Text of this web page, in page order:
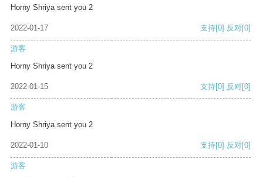
Horny Shriya sent you 2
2022-01-17 支持[0] 反对[0]
游客
Horny Shriya sent you 2
2022-01-15 支持[0] 反对[0]
游客
Horny Shriya sent you 2
2022-01-10 支持[0] 反对[0]
游客